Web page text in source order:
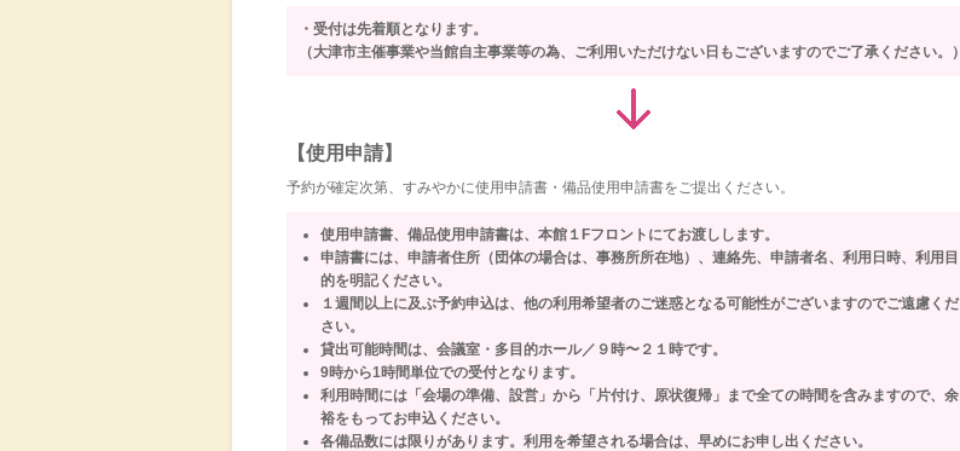
・受付は先着順となります。
（大津市主催事業や当館自主事業等の為、ご利用いただけない日もございますのでご了承ください。）
【使用申請】
予約が確定次第、すみやかに使用申請書・備品使用申請書をご提出ください。
使用申請書、備品使用申請書は、本館１Fフロントにてお渡しします。
申請書には、申請者住所（団体の場合は、事務所所在地）、連絡先、申請者名、利用日時、利用目
的を明記ください。
１週間以上に及ぶ予約申込は、他の利用希望者のご迷惑となる可能性がございますのでご遠慮くだ
さい。
貸出可能時間は、会議室・多目的ホール／９時〜２１時です。
9時から1時間単位での受付となります。
利用時間には「会場の準備、設営」から「片付け、原状復帰」まで全ての時間を含みますので、余
裕をもってお申込ください。
各備品数には限りがあります。利用を希望される場合は、早めにお申し出ください。